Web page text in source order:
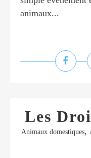
animaux...
Les
Animaux domestiques,